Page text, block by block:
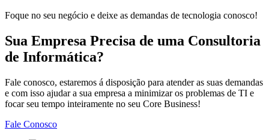
Foque no seu negócio e deixe as demandas de tecnologia conosco!
Sua Empresa Precisa de uma Consultoria
de Informática?
Fale conosco, estaremos á disposição para atender as suas demandas
e com isso ajudar a sua empresa a minimizar os problemas de TI e
focar seu tempo inteiramente no seu Core Business!
Fale Conosco